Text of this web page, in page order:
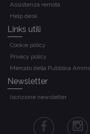
Assistenza remota
Help desk
Links utili
Cookie policy
Privacy policy
Mercato della Pubblica
Newsletter
Iscrizione newsletter